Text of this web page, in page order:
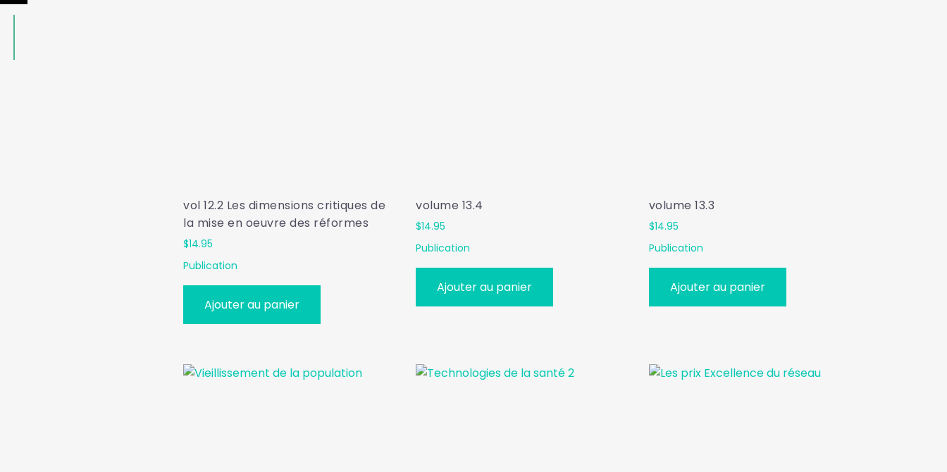
vol 12.2 Les dimensions critiques de
la mise en oeuvre des réformes
$14.95
Publication
Ajouter au panier
volume 13.4
$14.95
Publication
Ajouter au panier
volume 13.3
$14.95
Publication
Ajouter au panier